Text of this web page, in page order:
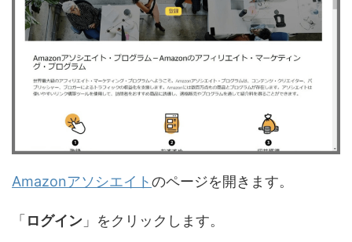
Amazonアソシエイトのページを開きます。
「ログイン 」をクリックします。